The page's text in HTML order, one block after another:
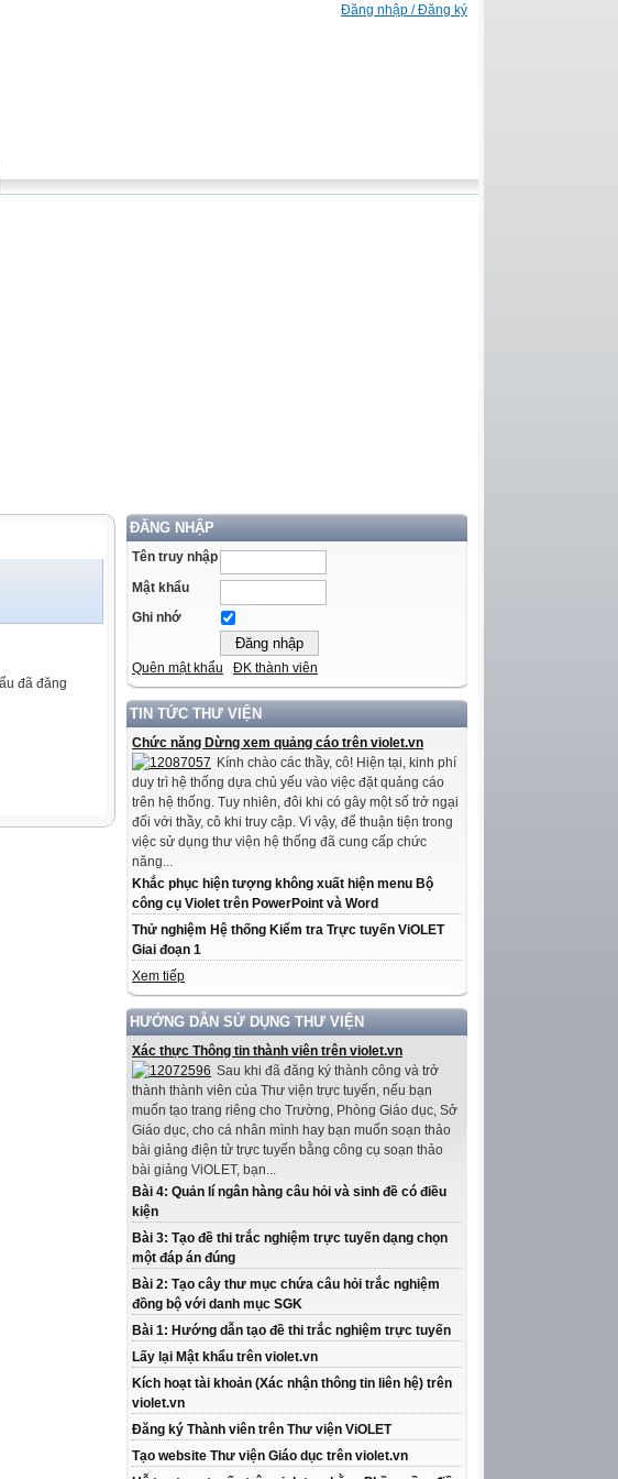
Đăng nhập / Đăng ký
ĐĂNG NHẬP
Tên truy nhập
Mật khẩu
Ghi nhớ
Quên mật khẩu ĐK thành viên
TIN TỨC THƯ VIỆN
Chức năng Dừng xem quảng cáo trên violet.vn
Kính chào các thầy, cô! Hiện tại, kinh phí
duy trì hệ thống dựa chủ yếu vào việc đặt quảng cáo
trên hệ thống. Tuy nhiên, đôi khi có gây một số trở ngại
đối với thầy, cô khi truy cập. Vì vậy, để thuận tiện trong
việc sử dụng thư viện hệ thống đã cung cấp chức
năng...
Khắc phục hiện tượng không xuất hiện menu Bộ
công cụ Violet trên PowerPoint và Word
Thử nghiệm Hệ thống Kiểm tra Trực tuyến ViOLET
Giai đoạn 1
Xem tiếp
HƯỚNG DẪN SỬ DỤNG THƯ VIỆN
Xác thực Thông tin thành viên trên violet.vn
Sau khi đã đăng ký thành công và trở
thành thành viên của Thư viện trực tuyến, nếu bạn
muốn tạo trang riêng cho Trường, Phòng Giáo dục, Sở
Giáo dục, cho cá nhân mình hay bạn muốn soạn thảo
bài giảng điện tử trực tuyến bằng công cụ soạn thảo
bài giảng ViOLET, bạn...
Bài 4: Quản lí ngân hàng câu hỏi và sinh đề có điều
kiện
Bài 3: Tạo đề thi trắc nghiệm trực tuyến dạng chọn
một đáp án đúng
Bài 2: Tạo cây thư mục chứa câu hỏi trắc nghiệm
đồng bộ với danh mục SGK
Bài 1: Hướng dẫn tạo đề thi trắc nghiệm trực tuyến
Lấy lại Mật khẩu trên violet.vn
Kích hoạt tài khoản (Xác nhận thông tin liên hệ) trên
violet.vn
Đăng ký Thành viên trên Thư viện ViOLET
Tạo website Thư viện Giáo dục trên violet.vn
đã đăng